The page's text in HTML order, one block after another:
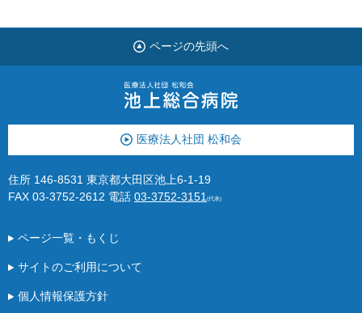
ページの先頭へ
医療法人社団 松和会
住所 146-8531 東京都大田区池上6-1-19
FAX 03-3752-2612 電話 03-3752-3151 (代表)
ページ一覧・もくじ
サイトのご利用について
個人情報保護方針